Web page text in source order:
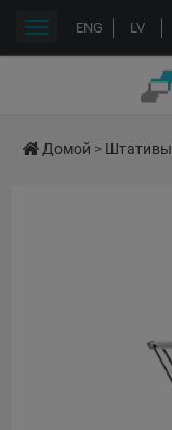
ENG LV
Переключить
Домой > Штативы